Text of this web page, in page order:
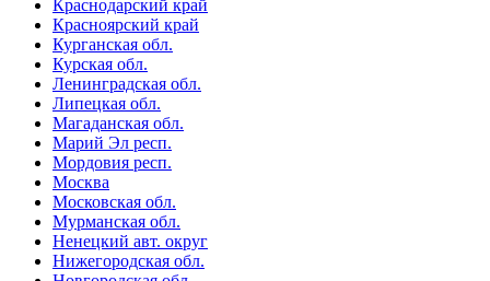
Краснодарский край
Красноярский край
Курганская обл.
Курская обл.
Ленинградская обл.
Липецкая обл.
Магаданская обл.
Марий Эл респ.
Мордовия респ.
Москва
Московская обл.
Мурманская обл.
Ненецкий авт. округ
Нижегородская обл.